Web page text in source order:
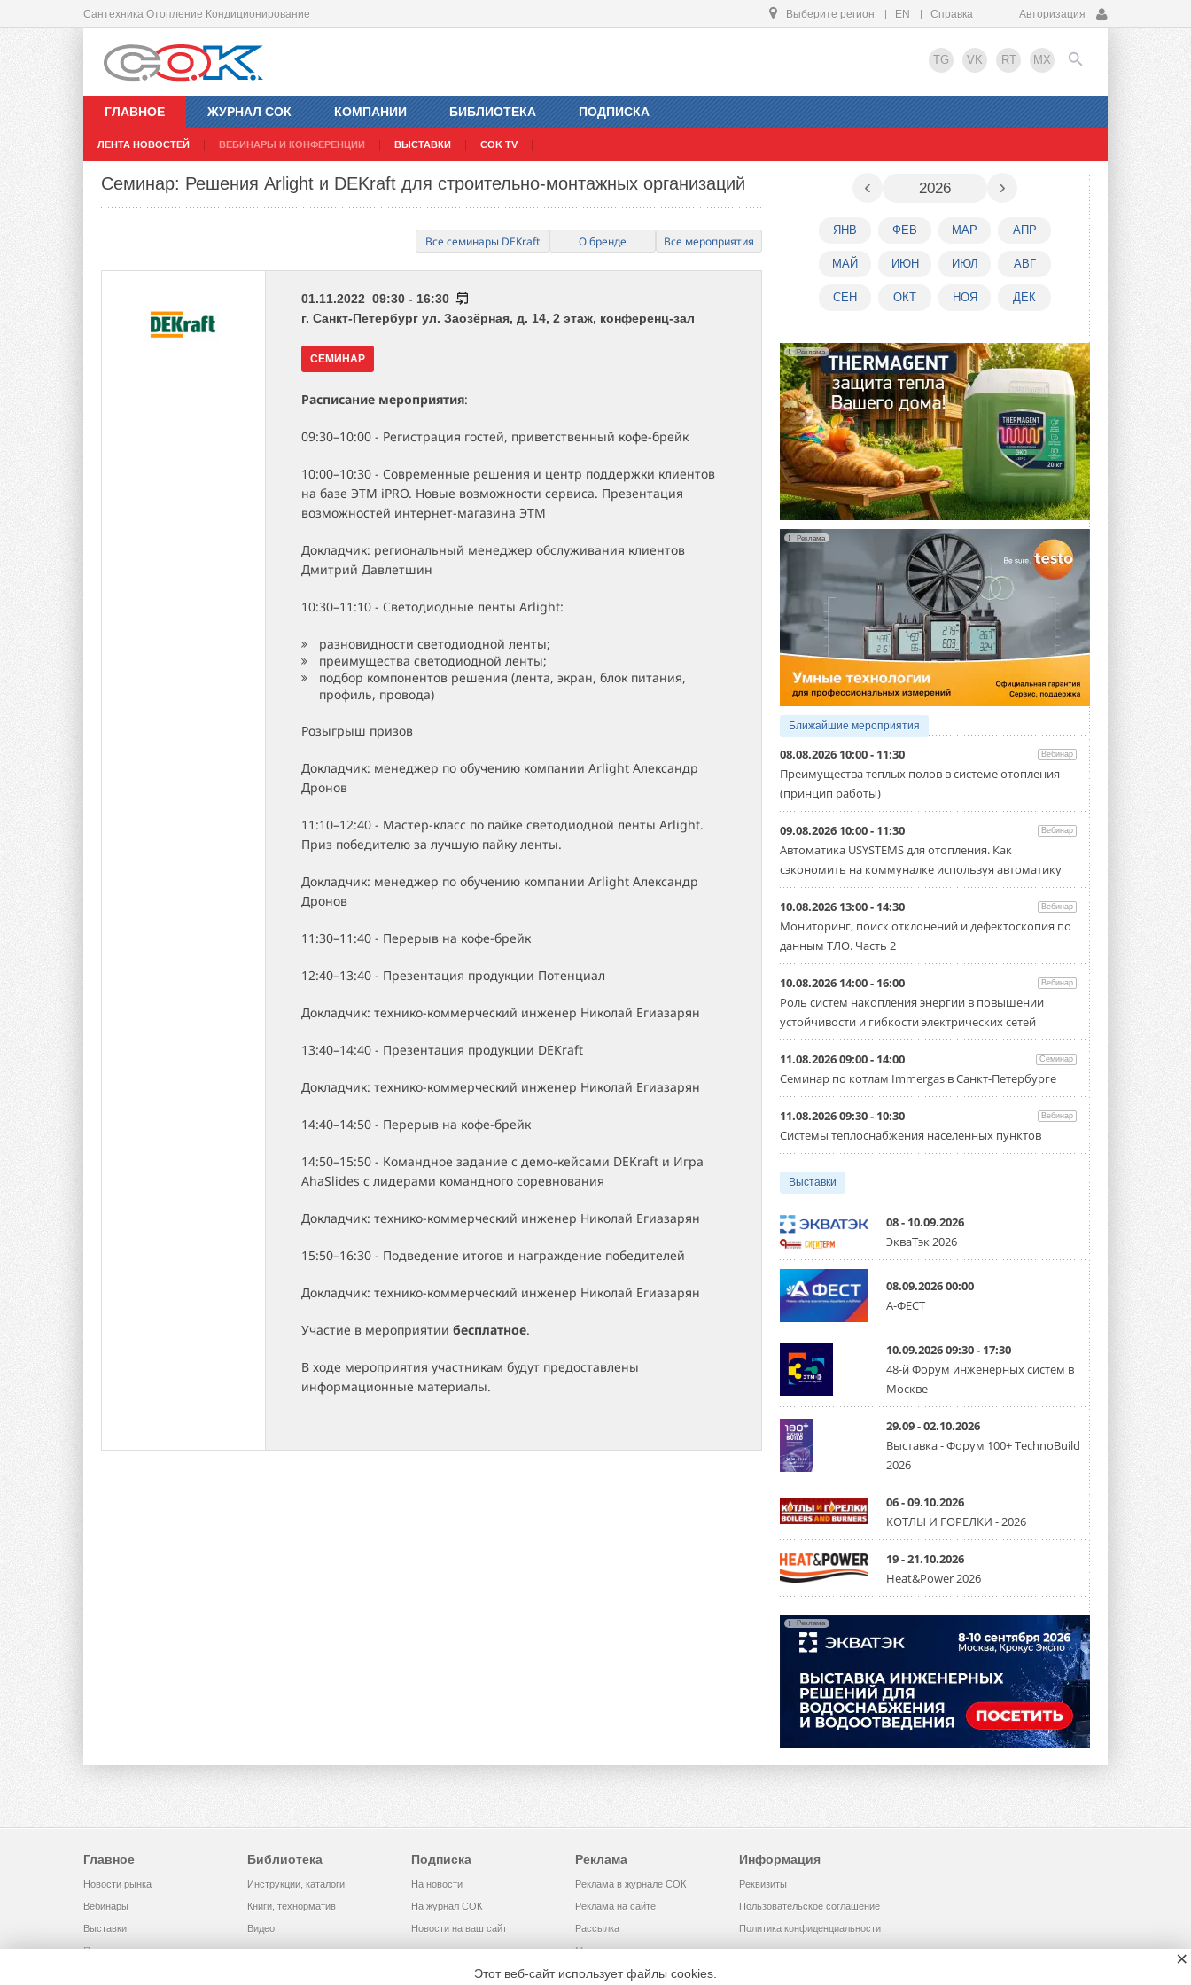
Сантехника Отопление Кондиционирование Выберите регион EN Справка Авторизация
TG VK RT MX
ГЛАВНОЕ
ЛЕНТА НОВОСТЕЙ ВЕБИНАРЫ И КОНФЕРЕНЦИИ ВЫСТАВКИ COK TV
ЖУРНАЛ СОК КОМПАНИИ БИБЛИОТЕКА ПОДПИСКА
EN
Семинар: Решения Arlight и DEKraft для строительно-монтажных организаций
Все семинары DEKraft О бренде Все мероприятия
01.11.2022 09:30 - 16:30
г. Санкт-Петербург ул. Заозёрная, д. 14, 2 этаж, конференц-зал
СЕМИНАР
Расписание мероприятия:
09:30–10:00 - Регистрация гостей, приветственный кофе-брейк
10:00–10:30 - Современные решения и центр поддержки клиентов
на базе ЭТМ iPRO. Новые возможности сервиса. Презентация
возможностей интернет-магазина ЭТМ
Докладчик: региональный менеджер обслуживания клиентов
Дмитрий Давлетшин
10:30–11:10 - Светодиодные ленты Arlight:
разновидности светодиодной ленты;
преимущества светодиодной ленты;
подбор компонентов решения (лента, экран, блок питания,
профиль, провода)
Розыгрыш призов
Докладчик: менеджер по обучению компании Arlight Александр
Дронов
11:10–12:40 - Мастер-класс по пайке светодиодной ленты Arlight.
Приз победителю за лучшую пайку ленты.
Докладчик: менеджер по обучению компании Arlight Александр
Дронов
11:30–11:40 - Перерыв на кофе-брейк
12:40–13:40 - Презентация продукции Потенциал
Докладчик: технико-коммерческий инженер Николай Егиазарян
13:40–14:40 - Презентация продукции DEKraft
Докладчик: технико-коммерческий инженер Николай Егиазарян
14:40–14:50 - Перерыв на кофе-брейк
14:50–15:50 - Командное задание с демо-кейсами DEKraft и Игра
AhaSlides с лидерами командного соревнования
Докладчик: технико-коммерческий инженер Николай Егиазарян
15:50–16:30 - Подведение итогов и награждение победителей
Докладчик: технико-коммерческий инженер Николай Егиазарян
Участие в мероприятии бесплатное.
В ходе мероприятия участникам будут предоставлены
информационные материалы.
‹ 2026 ›
ЯНВ ФЕВ МАР АПР
МАЙ ИЮН ИЮЛ АВГ
СЕН ОКТ НОЯ ДЕК
Реклама
Реклама
Ближайшие мероприятия
08.08.2026 10:00 - 11:30 Вебинар
Преимущества теплых полов в системе отопления
(принцип работы)
09.08.2026 10:00 - 11:30 Вебинар
Автоматика USYSTEMS для отопления. Как
сэкономить на коммуналке используя автоматику
10.08.2026 13:00 - 14:30 Вебинар
Мониторинг, поиск отклонений и дефектоскопия по
данным ТЛО. Часть 2
10.08.2026 14:00 - 16:00 Вебинар
Роль систем накопления энергии в повышении
устойчивости и гибкости электрических сетей
11.08.2026 09:00 - 14:00 Семинар
Семинар по котлам Immergas в Санкт-Петербурге
11.08.2026 09:30 - 10:30 Вебинар
Системы теплоснабжения населенных пунктов
Выставки
08 - 10.09.2026
ЭкваТэк 2026
08.09.2026 00:00
А-ФЕСТ
10.09.2026 09:30 - 17:30
48-й Форум инженерных систем в
Москве
29.09 - 02.10.2026
Выставка - Форум 100+ TechnoBuild
2026
06 - 09.10.2026
КОТЛЫ И ГОРЕЛКИ - 2026
19 - 21.10.2026
Heat&Power 2026
Реклама
Главное
Новости рынка
Вебинары
Выставки
Помощь
Библиотека
Инструкции, каталоги
Книги, технорматив
Видео
Подписка
На новости
На журнал СОК
Новости на ваш сайт
Реклама
Реклама в журнале СОК
Реклама на сайте
Рассылка
Медиакит
Информация
Реквизиты
Пользовательское соглашение
Политика конфиденциальности
Этот веб-сайт использует файлы cookies.
×